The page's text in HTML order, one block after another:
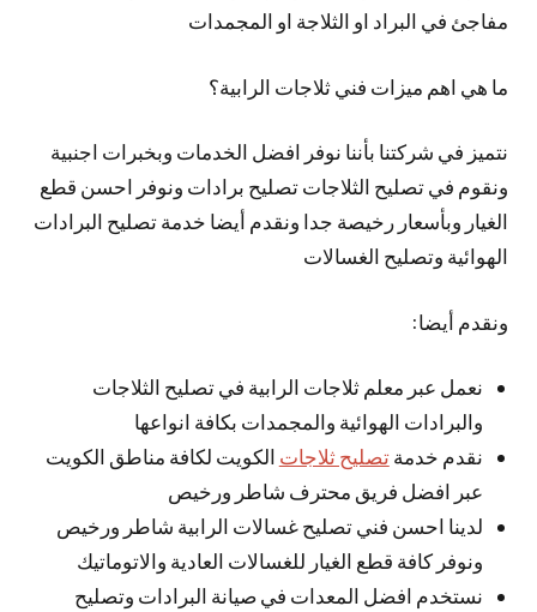
مفاجئ في البراد او الثلاجة او المجمدات
ما هي اهم ميزات فني ثلاجات الرابية؟
نتميز في شركتنا بأننا نوفر افضل الخدمات وبخبرات اجنبية
ونقوم في تصليح الثلاجات تصليح برادات ونوفر احسن قطع
الغيار وبأسعار رخيصة جدا ونقدم أيضا خدمة تصليح البرادات
الهوائية وتصليح الغسالات
ونقدم أيضا:
نعمل عبر معلم ثلاجات الرابية في تصليح الثلاجات
والبرادات الهوائية والمجمدات بكافة انواعها
نقدم خدمةتصليح ثلاجات الكويت لكافة مناطق الكويت
عبر افضل فريق محترف شاطر ورخيص
لدينا احسن فني تصليح غسالات الرابية شاطر ورخيص
ونوفر كافة قطع الغيار للغسالات العادية والاتوماتيك
نستخدم افضل المعدات في صيانة البرادات وتصليح